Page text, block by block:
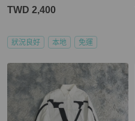
TWD 2,400
狀況良好 本地 免運